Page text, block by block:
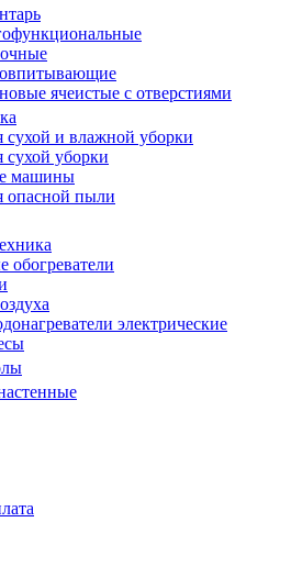
ячеистые с отверстиями
и влажной уборки
уборки
машины
опасной пыли
обогреватели
электрические